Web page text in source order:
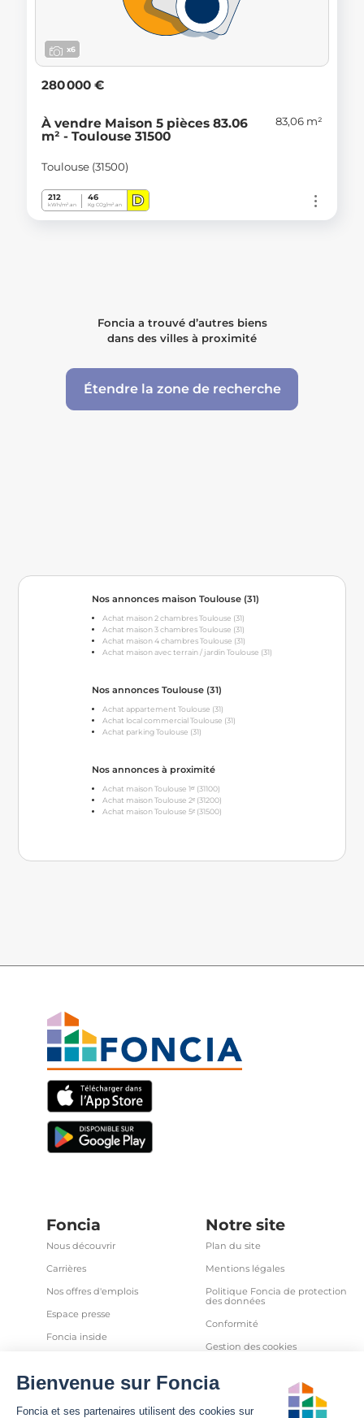
x6
280 000 €
À vendre Maison 5 pièces 83.06
m² - Toulouse 31500
83,06 m²
Toulouse (31500)
212
kWh/m².an
46
Kg CO2/m².an D
Foncia a trouvé d’autres biens
dans des villes à proximité
Étendre la zone de recherche
Nos annonces maison Toulouse (31)
Achat maison 2 chambres Toulouse (31)
Achat maison 3 chambres Toulouse (31)
Achat maison 4 chambres Toulouse (31)
Achat maison avec terrain / jardin Toulouse (31)
Nos annonces Toulouse (31)
Achat appartement Toulouse (31)
Achat local commercial Toulouse (31)
Achat parking Toulouse (31)
Nos annonces à proximité
Achat maison Toulouse 1ᵉʳ (31100)
Achat maison Toulouse 2ᵉ (31200)
Achat maison Toulouse 5ᵉ (31500)
Foncia
Nous découvrir
Carrières
Nos offres d'emplois
Espace presse
Foncia inside
Partenaires
Notre site
Plan du site
Mentions légales
Politique Foncia de protection
des données
Conformité
Gestion des cookies
et autres traceurs
Sécurité informatique